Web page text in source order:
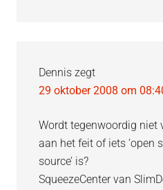
Dennis zegt
29 oktober 2008 om
Wordt tegenwoordig niet
aan het feit of iets ‘open
source’ is?
SqueezeCenter van